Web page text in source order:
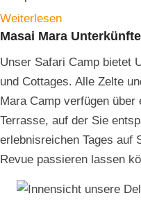
Weiterlesen
Masai Mara Unterkünfte
Unser Safari Camp bietet
und Cottages. Alle Zelte
Mara Camp verfügen
Terrasse, auf der Sie
erlebnisreichen Tages auf
Revue passieren lassen